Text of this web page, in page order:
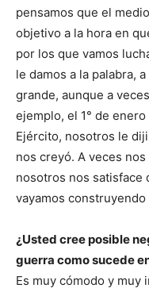
pensamos que el
objetivo a la hora en
por los que vamos
le damos a la palabra,
grande, aunque a
ejemplo, el 1° de
Ejército, nosotros le
nos creyó. A veces
nosotros nos satisface
vayamos
¿Usted cree posible
guerra como sucede
Es muy cómodo y muy